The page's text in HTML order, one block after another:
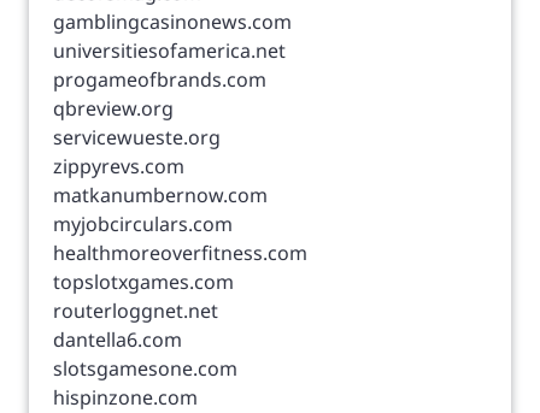
gamblingcasinonews.com
universitiesofamerica.net
progameofbrands.com
qbreview.org
servicewueste.org
zippyrevs.com
matkanumbernow.com
myjobcirculars.com
healthmoreoverfitness.com
topslotxgames.com
routerloggnet.net
dantella6.com
slotsgamesone.com
hispinzone.com